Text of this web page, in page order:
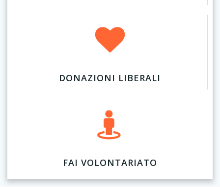
DONAZIONI LIBERALI
FAI VOLONTARIATO